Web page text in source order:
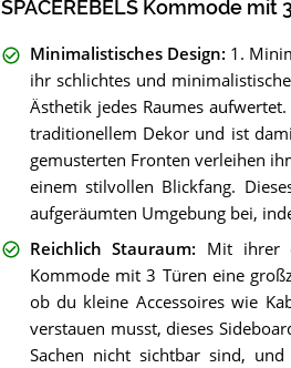
SPACEREBELS Kommode mit
Minimalistisches Design: 1.
ihr schlichtes und
Ästhetik jedes Raumes
traditionellem Dekor und ist
gemusterten Fronten verleihen
einem stilvollen Blickfang.
aufgeräumten Umgebung bei,
Reichlich Stauraum: Mit ihrer
Kommode mit 3 Türen eine
ob du kleine Accessoires wie
verstauen musst, dieses
Sachen nicht sichtbar sind,